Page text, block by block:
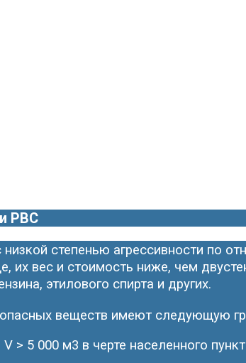
РВС
степенью агрессивности по
вес и стоимость ниже, чем
этилового спирта и других.
веществ имеют следующую
5 000 м3 в черте населенного